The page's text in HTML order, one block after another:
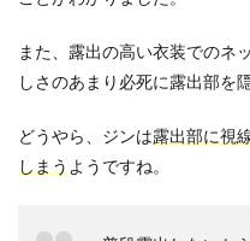
また、露出の高い衣装でのネ
しさのあまり必死に露出部を
どうやら、ジンは露出部に視
しまう ようですね。